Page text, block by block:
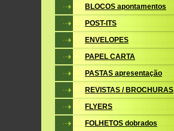
BLOCOS apontamentos
POST-ITS
ENVELOPES
PAPEL CARTA
PASTAS apresentação
REVISTAS / BROCHURAS
FLYERS
FOLHETOS dobrados